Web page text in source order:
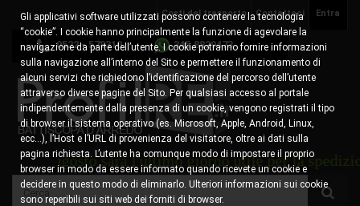
Entra
Contattaci
Costi del trasporto
0522 - 578310 345.8829473
6 agosto sarà l'ultimo giorno utile per la
Gli applicativi software utilizzati possono contenere la tecnologia
“cookie”. I cookie hanno principalmente la funzione di agevolare la
navigazione da parte dell’utente. I cookie potranno fornire informazioni
sulla navigazione all’interno del Sito e permettere il funzionamento di
alcuni servizi che richiedono l’identificazione del percorso dell’utente
attraverso diverse pagine del Sito. Per qualsiasi accesso al portale
indipendentemente dalla presenza di un cookie, vengono registrati il tipo
di browser il sistema operativo (es. Microsoft, Apple, Android, Linux,
ecc…), l’Host e l’URL di provenienza del visitatore, oltre ai dati sulla
pagina richiesta. L’utente ha comunque modo di impostare il proprio
browser in modo da essere informato quando ricevete un cookie e
decidere in questo modo di eliminarlo. Ulteriori informazioni sui cookie
sono reperibili sui siti web dei forniti di browser.